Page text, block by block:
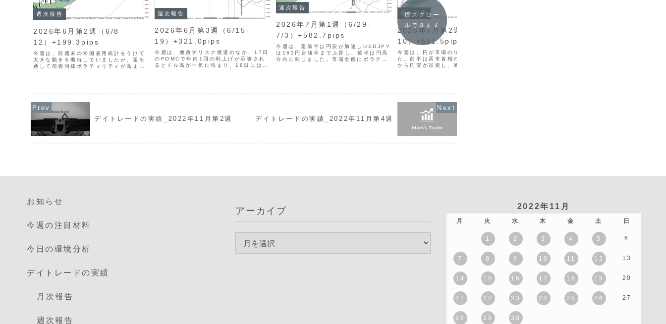
週次報告
2026年6月第2週（6/8-
12）+199.3pips
今週は、前週末の米国雇用統計をうけて
大きな動きを期待していましたが、週を
通して前週同様ボラティリティが高まり
週次報告
2026年6月第3週（6/15-
19）+321.0pips
今週は、地政学リスク後退のなか、17日
のFOMCで年内1回の利上げが示唆され
るとドル高が一気に強まり、18日にはド
週次報告
2026年7月第1週（6/29-
7/3）+582.7pips
今週は、週前半は円安が加速しUSDJPY
は162円台後半まで上昇し、後半は円高
方向に転じました。市場全般にボラティ
週次報告
2026年7月第2週（7/6-
10）+511.5pips
今週は、円が市場のリード役となりまし
た。前半は高市首相の積極財政への懸念
から円安が加速し、地政学リスクも加わ
横スクロー
ルできます
デイトレードの実績_2022年11月第2週 デイトレードの実績_2022年11月第4週
お知らせ
今週の注目材料
今日の環境分析
デイトレードの実績
月次報告
週次報告
アーカイブ 2022年11月
月 火 水 木 金 土 日
1 2 3 4 5 6
7 8 9 10 11 12 13
14 15 16 17 18 19 20
21 22 23 24 25 26 27
28 29 30